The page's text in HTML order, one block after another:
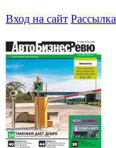
Вход на сайт Рассылка